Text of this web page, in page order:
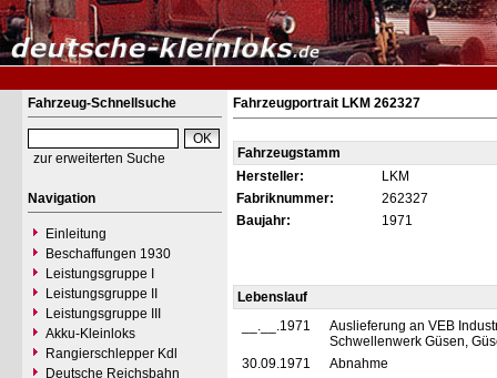
Fahrzeug-Schnellsuche
zur erweiterten Suche
Navigation
Einleitung
Beschaffungen 1930
Leistungsgruppe I
Leistungsgruppe II
Leistungsgruppe III
Akku-Kleinloks
Rangierschlepper Kdl
Deutsche Reichsbahn
Fahrzeugportrait LKM 262327
Fahrzeugstamm
Hersteller:
LKM
Fabriknummer:
262327
Baujahr:
1971
Lebenslauf
__.__.1971
Auslieferung an VEB
Schwellenwerk Güsen,
30.09.1971
Abnahme